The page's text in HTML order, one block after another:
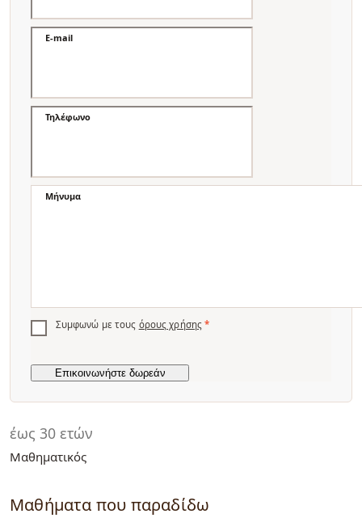
έως 30 ετών
Μαθηματικός
Μαθήματα που παραδίδω
E-mail
Τηλέφωνο
Μήνυμα
Συμφωνώ με τους όρους χρήσης *